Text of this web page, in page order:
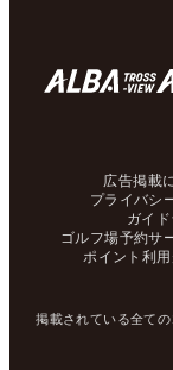
広告掲載
プライバシ
ガイ
ゴルフ場予約サ
ポイント利
掲載されている全て